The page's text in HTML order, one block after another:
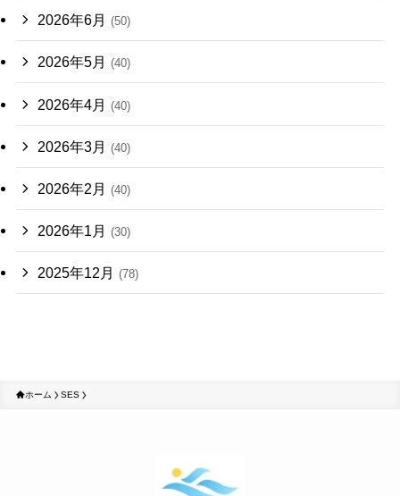
2026年6月 (50)
2026年5月 (40)
2026年4月 (40)
2026年3月 (40)
2026年2月 (40)
2026年1月 (30)
2025年12月 (78)
ホーム SES